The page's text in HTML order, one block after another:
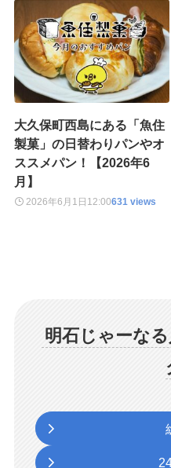
大久保町西島にある「魚住
製菓」の日替わりパンやオ
ススメパン！【2026年6
月】
2026年6月1日 12:00631 views
明石じゃーな